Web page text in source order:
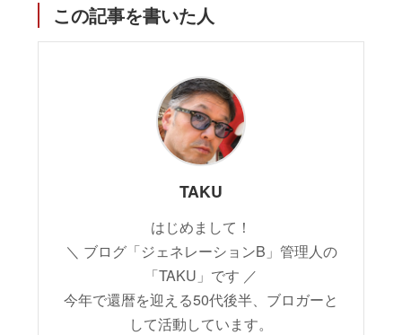
この記事を書いた人
TAKU
はじめまして！
＼ ブログ「ジェネレーションB」管理人の
「TAKU」です ／
今年で還暦を迎える50代後半、ブロガーと
して活動しています。